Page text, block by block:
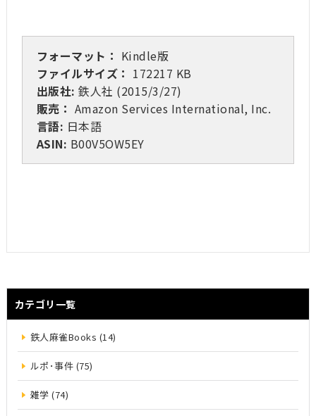
フォーマット： Kindle版
ファイルサイズ： 172217 KB
出版社: 鉄人社 (2015/3/27)
販売： Amazon Services International, Inc.
言語: 日本語
ASIN: B00V5OW5EY
カテゴリ一覧
鉄人麻雀Books (14)
ルポ･事件 (75)
雑学 (74)